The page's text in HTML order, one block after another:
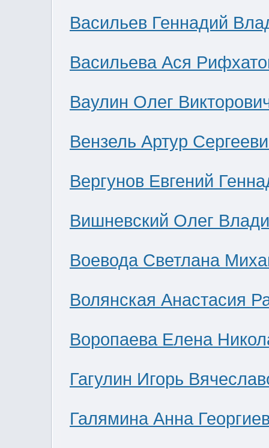
Васильев Геннадий
Васильева Ася
Ваулин Олег
Вензель Артур
Вергунов Евгений
Вишневский Олег
Воевода Светлана
Волянская Анастасия
Воропаева Елена
Гагулин Игорь
Галямина Анна